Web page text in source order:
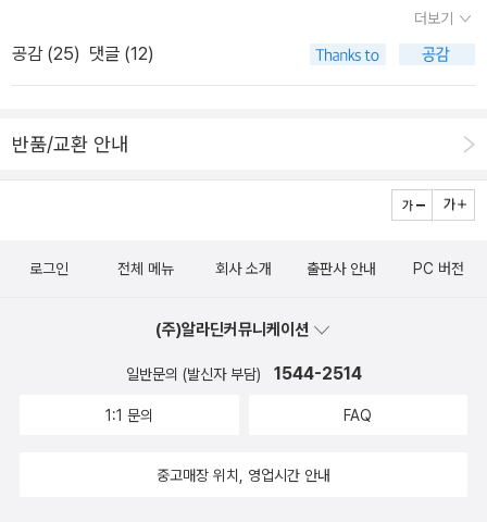
힙해 보이기도 하지만 제대로 힙하게 환멸하려면 적절한 배치, 배합,
배려, 자신을 향한 끝없는 배신 같은 것들을 달성할 줄 알아야 하겠다
지음 / 이기웅 옮김 / 모모 / 2020 앞으로 험난하겠구나, 혹은, 이거
지 몇 페이지만 읽어봐도 충분한 것은 뭐 모든 책이 비슷하겠지만, 추
체와 아닌 문체가 있고, 잘 맞는 경우 트릭 이해, 심리 이해, 동기 이
획득되는 반면, 아닌 경우 재미도 없고 의미도 없고 의욕도 없고 하여
앗, 이거다! 할 정도로 syo같은 추리 소설 삐약이에게 걸맞았다. 줄줄
이 읽어나갈 생각입니다. “그런 기대를 한다고 해도, 제가 그 사람들
그럴 필요가 없다고 했잖아.” 경시가 쌀쌀맞게 툭 내뱉었다. “필요한
많은 것들이 미심쩍은 것인데, 저자의 개인적인 취향일 수도 있겠지
만 아직은 자계서 계통이 다른 1차 source나 좀더 내용이 좋은 책들
보다 쉽게 다가오는 level이 아닌가 싶다. 남을 평가하지는 의미는
속 책을 읽고 좀더 옥석을 가려보고 이제까지의 독서에 대한 고민을
는 사람이니까. 그리고 나의 느낌이 절대적인 건 아니니까. 셜록 홈
이다. 당시의 말마따나 정탐소설로 손색이 없다. 대략 세 가지 축에
데, 별 것 아닌 듯하면서도 꽤 강한 추리과제를 수행한 느낌이다. 경
경찰/관료가 사실 주인공과 한 팀이라고 할 수도 없고 그렇지 않다고
말하기도 어렵게 되고, 범인/혐의자 또한 꼭 악인이라도 볼 수만은 없
손쉽게 넣을 수 있는 것 같다. 예전에 팬픽과도 같은 설홍주 이야기를
서 좋아하는 책읽기와 글쓰기를 한다니 정말 부럽기 그지없다. 고요
한 혼자만의 시간을 갖게 되면 얼마나 좋을까. 그렇게 한두 시간 보내
아주 좋은 말씀을 해주셨다. 힘을 아꼈다가 집에 와서 자신의 것을 챙
이 굳어진 결과다. 한번의 경험이 두번의 경험이 되고 세번의 경험이
똑같이 이루어지면 확신으로 굳어진다. 살면서 이런 경험들이 자연스
레 생기게 되고 자신의 굳건한 가치관으로 만들어진다. 누가 뭐라고
걸 진리로 알고 살게 된다. 나이가 들면서 통합적 사고력이 생겨야 멋
생각을 바꾸지 않는다. 236페이지 : 회사를 자신의 삶에 전부로 두고
있는 것은 결코 바람직하지 않다. 회사를 위해 주말도 내팽개치고 출
심연에서는 양계일을 아직도 거부하고 있다. ‘넌 좋아하는게 따로 있
말을 읽고 있는 당신을 예상 독자로 삼은 것이다. 책을 읽지 않는 사람
은 절대로 이 글을 보지 않는다. 여기에 그들 욕을 해놔도 모를 것이
다. 내가 안 읽어봐서 잘 안다. 갖다 떠밀어줘도 읽지 않는다. 그러니
는 건 사실이다. 가독력이 있다.그렇지만 그만큼의 깊이도 갖추었을
독서법 책을 읽었으나 이 책도 재밌겠다 싶어서 이 책을 구입한 독자
어달라고 툴툴거리는 것 같은데,책은 그냥 읽나 알맹이가 있어야 읽
하는데,뭐라고 해야 할까, 허무맹랑해서 허망하게 느껴진다.과장법과
반어법으로 쓴 글일지 모르겠는데,내겐 빌어먹거나 쪽박을 차는 지름
창 / 2013년 7월 요즘 동시에 몇 권의 책을 쓴다. 많은 글을 쓰려면
리듬이 깨진다. 완전 승려의 생활과 다름없다. 예전엔 술도 좋아하고
더보기
공감 (25) 댓글 (12)
반품/교환 안내
로그인 전체 메뉴 회사 소개 출판사 안내 PC 버전
(주)알라딘커뮤니케이션
일반문의 (발신자 부담) 1544-2514
1:1 문의 FAQ
중고매장 위치, 영업시간 안내